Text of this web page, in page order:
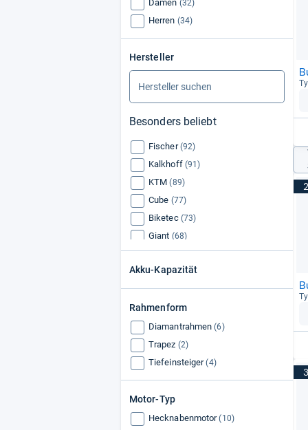
Damen (32)
Herren (34)
Hersteller
Besonders beliebt
Fischer (92)
Kalkhoff (91)
KTM (89)
Cube (77)
Biketec (73)
Giant (68)
Victoria (63)
Riese und Müller
Bergamont (62)
Diamant (58)
Kettler (56)
Pegasus (41)
Akku-Kapazität
Rahmenform
Diamantrahmen (6)
Trapez (2)
Tiefeinsteiger (4)
Motor-Typ
Hecknabenmotor (10)
2
3